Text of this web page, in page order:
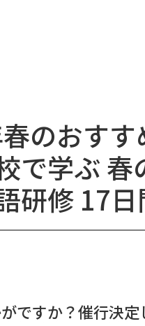
のおすす
で学ぶ 春
研修 17日
ですか？催行決定